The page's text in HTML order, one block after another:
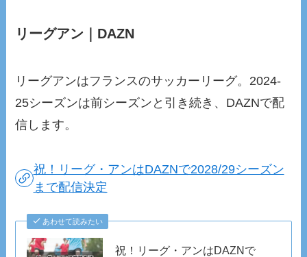
リーグアン｜DAZN
リーグアンはフランスのサッカーリーグ。2024-
25シーズンは前シーズンと引き続き、DAZNで配
信します。
祝！リーグ・アンはDAZNで2028/29シーズン
まで配信決定
あわせて読みたい
祝！リーグ・アンはDAZNで